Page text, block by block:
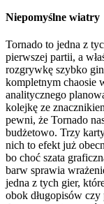
Niepomyślne wiatry
Tornado to jedna z
pierwszej partii, a
rozgrywkę szybko
kompletnym chaosie
analitycznego
kolejkę ze
pewni, że Tornado
budżetowo. Trzy
nich to efekt już
bo choć szata
barw sprawia
jedna z tych gier,
obok długopisów